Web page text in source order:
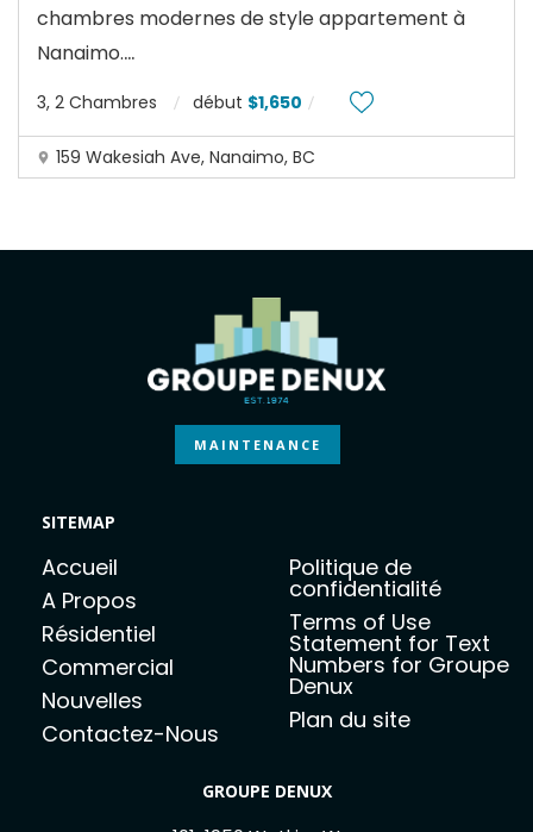
chambres modernes de style appartement à
Nanaimo....
3, 2 Chambres début $1,650
159 Wakesiah Ave, Nanaimo, BC
MAINTENANCE
SITEMAP
Accueil
A Propos
Résidentiel
Commercial
Nouvelles
Contactez-Nous
Politique de
confidentialité
Terms of Use
Statement for Text
Numbers for Groupe
Denux
Plan du site
GROUPE DENUX